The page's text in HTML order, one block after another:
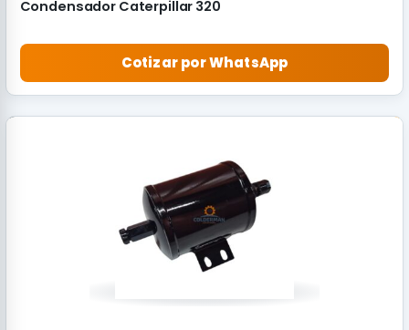
Condensador Caterpillar 320
Cotizar por WhatsApp